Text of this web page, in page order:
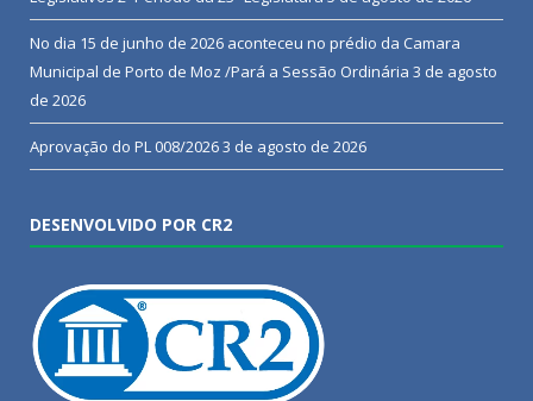
No dia 15 de junho de 2026 aconteceu no prédio da Camara
Municipal de Porto de Moz /Pará a Sessão Ordinária 3 de agosto
de 2026
Aprovação do PL 008/20263 de agosto de 2026
DESENVOLVIDO POR CR2